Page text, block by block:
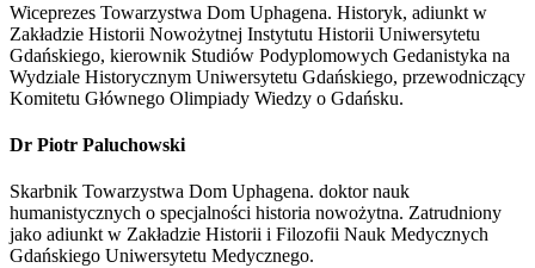
Wiceprezes Towarzystwa Dom Uphagena. Historyk, adiunkt w
Zakładzie Historii Nowożytnej Instytutu Historii Uniwersytetu
Gdańskiego, kierownik Studiów Podyplomowych Gedanistyka na
Wydziale Historycznym Uniwersytetu Gdańskiego, przewodniczący
Komitetu Głównego Olimpiady Wiedzy o Gdańsku.
Dr Piotr Paluchowski
Skarbnik Towarzystwa Dom Uphagena. doktor nauk
humanistycznych o specjalności historia nowożytna. Zatrudniony
jako adiunkt w Zakładzie Historii i Filozofii Nauk Medycznych
Gdańskiego Uniwersytetu Medycznego.